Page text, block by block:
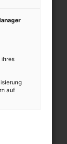
ihres
auf